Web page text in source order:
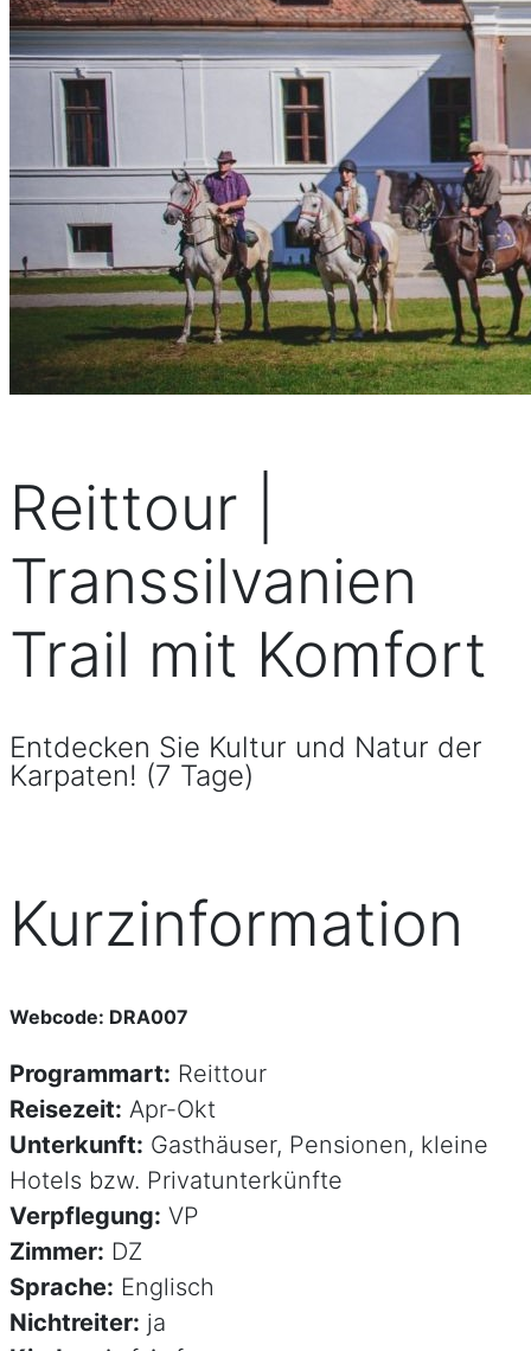
Reittour |
Transsilvanien
Trail mit Komfort
Entdecken Sie Kultur und Natur der
Karpaten! (7 Tage)
Kurzinformation
Webcode: DRA007
Programmart: Reittour
Reisezeit: Apr-Okt
Unterkunft: Gasthäuser, Pensionen, kleine
Hotels bzw. Privatunterkünfte
Verpflegung: VP
Zimmer: DZ
Sprache: Englisch
Nichtreiter: ja